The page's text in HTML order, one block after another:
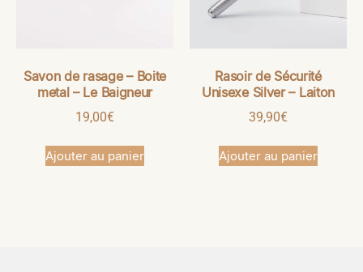
Savon de rasage – Boite
metal – Le Baigneur
19,00€
Ajouter au panier
Rasoir de Sécurité
Unisexe Silver – Laiton
39,90€
Ajouter au panier